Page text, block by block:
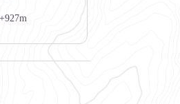
+927m